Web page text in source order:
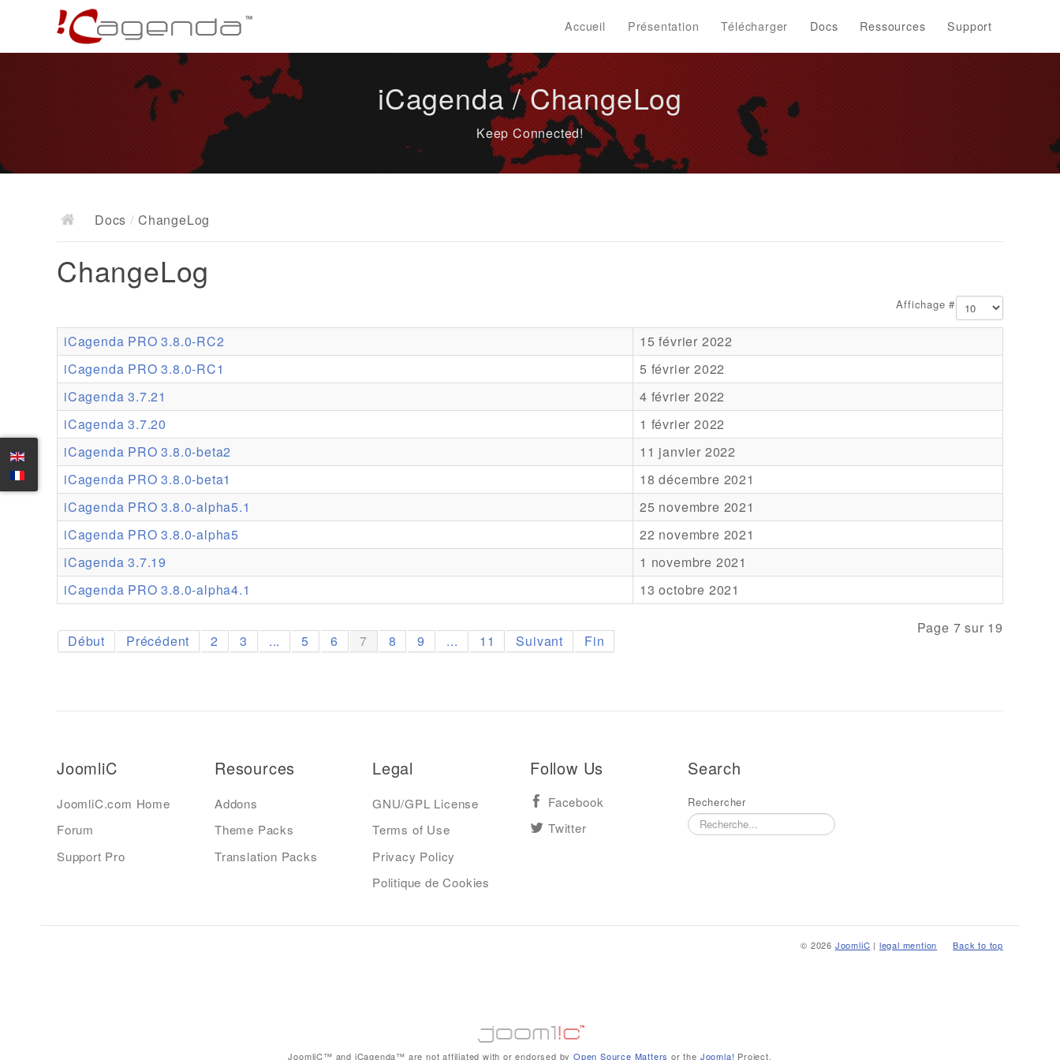
Accueil Présentation Télécharger Docs Ressources Support
iCagenda / ChangeLog
Keep Connected!
Docs / ChangeLog
ChangeLog
Affichage #
iCagenda PRO 3.8.0-RC2
15 février 2022
iCagenda PRO 3.8.0-RC1
5 février 2022
iCagenda 3.7.21
4 février 2022
iCagenda 3.7.20
1 février 2022
iCagenda PRO 3.8.0-beta2
11 janvier 2022
iCagenda PRO 3.8.0-beta1
18 décembre 2021
iCagenda PRO 3.8.0-alpha5.1
25 novembre 2021
iCagenda PRO 3.8.0-alpha5
22 novembre 2021
iCagenda 3.7.19
1 novembre 2021
iCagenda PRO 3.8.0-alpha4.1
13 octobre 2021
Page 7 sur 19
Début Précédent 2 3 ... 5 6 7 8 9 ... 11 Suivant Fin
JoomliC
JoomliC.com Home
Forum
Support Pro
Resources
Addons
Theme Packs
Translation Packs
Legal
GNU/GPL License
Terms of Use
Privacy Policy
Politique de Cookies
Follow Us
Facebook
Twitter
Search
Rechercher
Back to top
© 2026 JoomliC | legal mention
JoomliC™ and iCagenda™ are not affiliated with or endorsed byOpen Source Matters or the Joomla! Project.